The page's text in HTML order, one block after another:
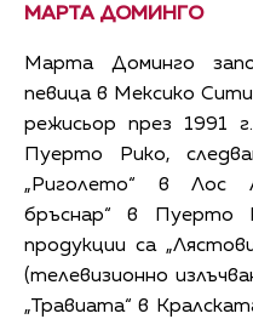
МАРТА ДОМИНГО
Марта Доминго
певица в Мексико
режисьор през 1991
Пуерто Рико,
„Риголето“ в Лос
бръснар“ в Пуерто
продукции са
(телевизионно
„Травиата“ в